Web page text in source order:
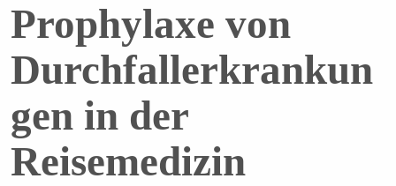
Prophylaxe von
Durchfallerkrankun
gen in der
Reisemedizin